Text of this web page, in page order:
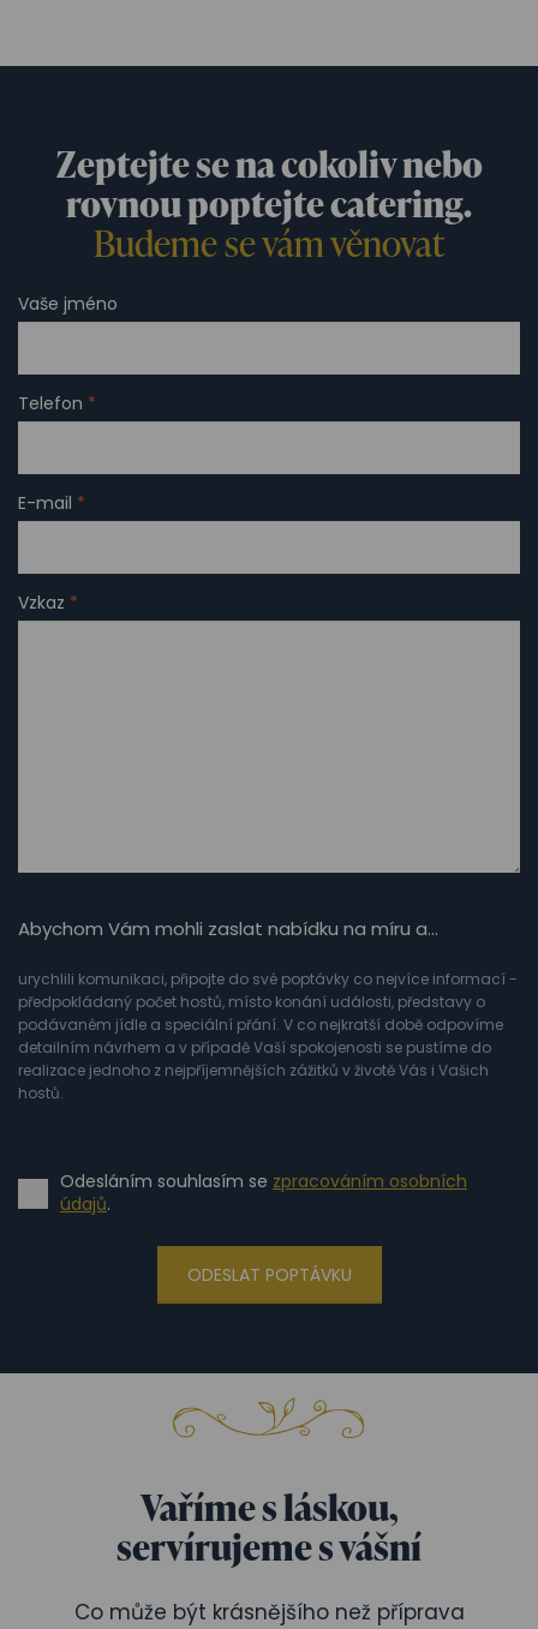
Zeptejte se na cokoliv nebo
rovnou poptejte catering.
Budeme se vám věnovat
Vaše jméno
Telefon *
E-mail *
Vzkaz *
Abychom Vám mohli zaslat nabídku na míru a…
urychlili komunikaci, připojte do své poptávky co nejvíce informací -
předpokládaný počet hostů, místo konání události, představy o
podávaném jídle a speciální přání. V co nejkratší době odpovíme
detailním návrhem a v případě Vaší spokojenosti se pustíme do
realizace jednoho z nejpříjemnějších zážitků v životě Vás i Vašich
hostů.
Odesláním souhlasím se zpracováním osobních
údajů.
ODESLAT POPTÁVKU
Vaříme s láskou,
servírujeme s vášní
Co může být krásnějšího než příprava